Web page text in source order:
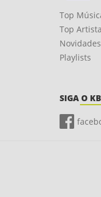
Top
Top
Novidades
Playlists
SIGA O